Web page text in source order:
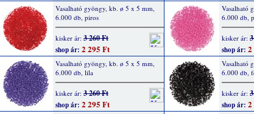
Vasalható gyöngy, kb. ø 5 x 5 mm,
6.000 db, piros
kisker ár: 3 260 Ft
shop ár: 2 295 Ft
Vasalható
6.000 db,
kisker ár:
shop ár: 2
Vasalható gyöngy, kb. ø 5 x 5 mm,
6.000 db, lila
kisker ár: 3 260 Ft
shop ár: 2 295 Ft
Vasalható
6.000 db,
kisker ár:
shop ár: 2